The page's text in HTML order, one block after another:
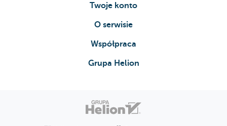
Twoje konto
O serwisie
Współpraca
Grupa Helion